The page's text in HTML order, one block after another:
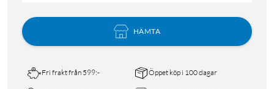
HÄMTA
Fri frakt från 599:- Öppet köp i 100 dagar